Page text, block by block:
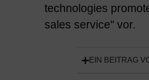
technologies
sales service" vor.
EIN BEITRAG